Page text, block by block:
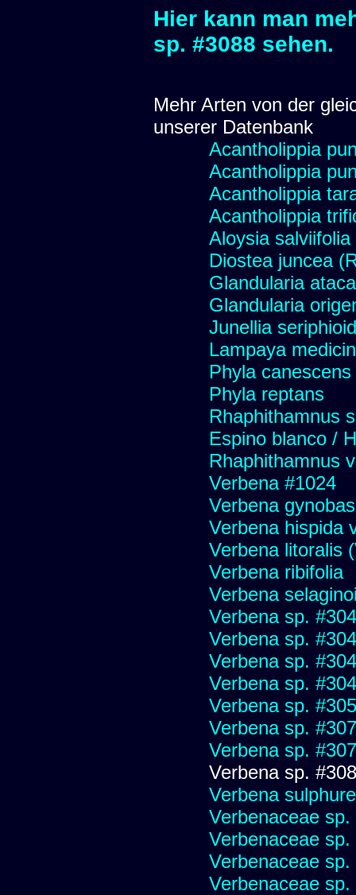
Hier kann man
sp. #3088 sehen.
Mehr Arten von der
unserer Datenbank
Acantholippia
Acantholippia
Acantholippia
Acantholippia
Aloysia
Diostea juncea
Glandularia
Glandularia
Junellia
Lampaya
Phyla canescens
Phyla reptans
Rhaphithamnus
Espino blanco /
Rhaphithamnus
Verbena #1024
Verbena
Verbena hispida
Verbena litoralis
Verbena ribifolia
Verbena
Verbena sp.
Verbena sp.
Verbena sp.
Verbena sp.
Verbena sp.
Verbena sp.
Verbena sp.
Verbena sp.
Verbena
Verbenaceae sp.
Verbenaceae sp.
Verbenaceae sp.
Verbenaceae sp.